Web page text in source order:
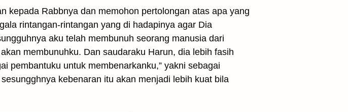
kepada Rabbnya dan memohon pertolongan atas apa yang
rintangan-rintangan yang di hadapinya agar Dia
aku telah membunuh seorang manusia dari
membunuhku. Dan saudaraku Harun, dia lebih fasih
pembantuku untuk membenarkanku,” yakni sebagai
kebenaran itu akan menjadi lebih kuat bila